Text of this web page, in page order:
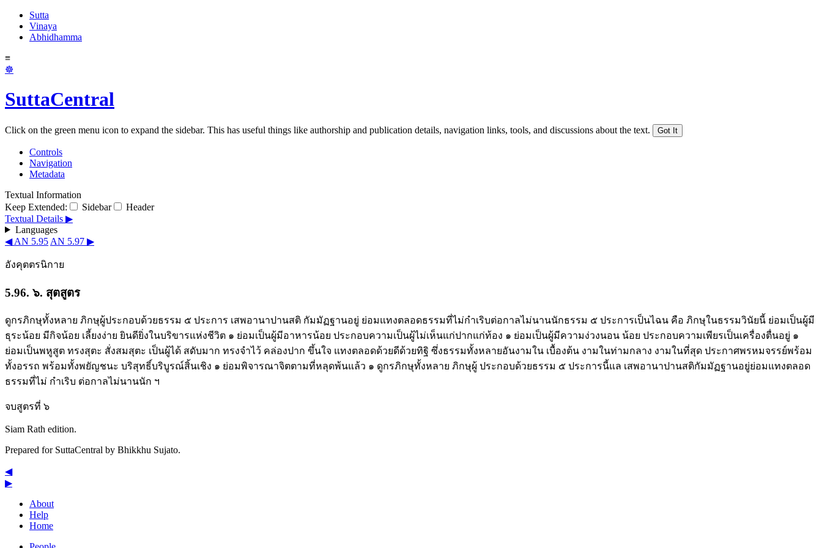
Sutta
Vinaya
Abhidhamma
≡
☸
SuttaCentral
Click on the green menu icon to expand the sidebar. This has useful things like authorship and publication details, navigation links, tools, and discussions about the text. Got It
Controls
Navigation
Metadata
Textual Information
Keep Extended:
Sidebar
Header
Textual Details ▶
Languages
◀ AN 5.95 AN 5.97 ▶
อังคุตตรนิกาย
5.96. ๖. สุตสูตร
ดูกรภิกษุทั้งหลาย ภิกษุผู้ประกอบด้วยธรรม ๕ ประการ เสพอานาปานสติ กัมมัฏฐานอยู่ ย่อมแทงตลอดธรรมที่ไม่กำเริบต่อกาลไม่นานนักธรรม ๕ ประการเป็นไฉน คือ ภิกษุในธรรมวินัยนี้ ย่อมเป็นผู้มี
ธุระน้อย มีกิจน้อย เลี้ยงง่าย ยินดียิ่งในบริขารแห่งชีวิต ๑ ย่อมเป็นผู้มีอาหารน้อย ประกอบความเป็นผู้ไม่เห็นแก่ปากแก่ท้อง ๑ ย่อมเป็นผู้มีความง่วงนอน น้อย ประกอบความเพียรเป็นเครื่องตื่นอยู่ ๑
ย่อมเป็นพหูสูต ทรงสุตะ สั่งสมสุตะ เป็นผู้ได้ สดับมาก ทรงจำไว้ คล่องปาก ขึ้นใจ แทงตลอดด้วยดีด้วยทิฐิ ซึ่งธรรมทั้งหลายอันงามใน เบื้องต้น งามในท่ามกลาง งามในที่สุด ประกาศพรหมจรรย์พร้อม
ทั้งอรรถ พร้อมทั้งพยัญชนะ บริสุทธิ์บริบูรณ์สิ้นเชิง ๑ ย่อมพิจารณาจิตตามที่หลุดพ้นแล้ว ๑ ดูกรภิกษุทั้งหลาย ภิกษุผู้ ประกอบด้วยธรรม ๕ ประการนี้แล เสพอานาปานสติกัมมัฏฐานอยู่ย่อมแทงตลอด
ธรรมที่ไม่ กำเริบ ต่อกาลไม่นานนัก ฯ
จบสูตรที่ ๖
Siam Rath edition.
Prepared for SuttaCentral by Bhikkhu Sujato.
◀
▶
About
Help
Home